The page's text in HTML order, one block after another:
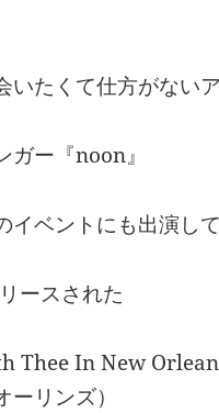
いたくて仕方がないア
ガー『noon』
イベントにも出演し
ースされた
Thee In New
リンズ）